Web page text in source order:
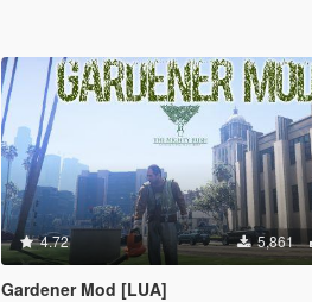
4.72 5,861
Gardener Mod [LUA]